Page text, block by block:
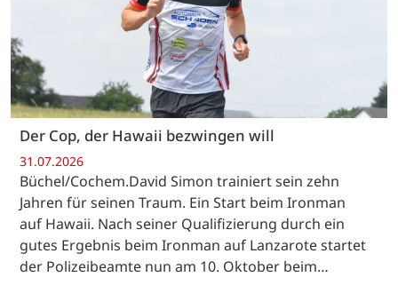
Der Cop, der Hawaii bezwingen will
31.07.2026
Büchel/Cochem.David Simon trainiert sein zehn
Jahren für seinen Traum. Ein Start beim Ironman
auf Hawaii. Nach seiner Qualifizierung durch ein
gutes Ergebnis beim Ironman auf Lanzarote startet
der Polizeibeamte nun am 10. Oktober beim…